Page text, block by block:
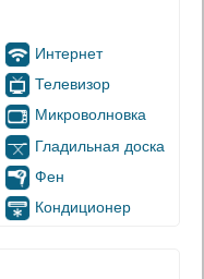
Интернет
Телевизор
Микроволновка
Гладильная доска
Фен
Кондиционер